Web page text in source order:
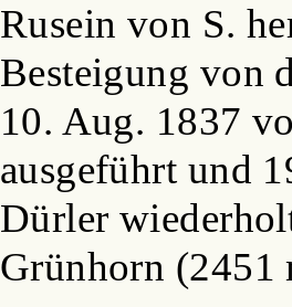
Rusein von S.
Besteigung von
10. Aug. 1837
ausgeführt und
Dürler
Grünhorn (2451